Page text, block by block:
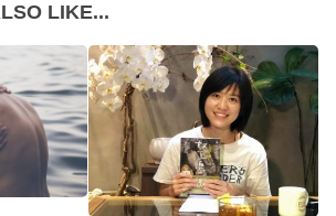
LIKE...